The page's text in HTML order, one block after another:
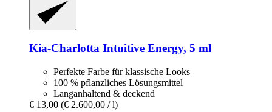
Kia-Charlotta Intuitive Energy, 5 ml
Perfekte Farbe für klassische Looks
100 % pflanzliches Lösungsmittel
Langanhaltend & deckend
€ 13,00 (€ 2.600,00 / l)